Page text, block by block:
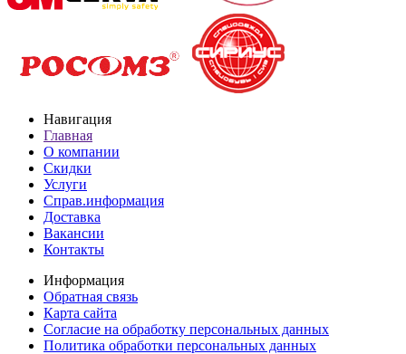
Навигация
Главная
О компании
Скидки
Услуги
Справ.информация
Доставка
Вакансии
Контакты
Информация
Обратная связь
Карта сайта
Согласие на обработку персональных данных
Политика обработки персональных данных